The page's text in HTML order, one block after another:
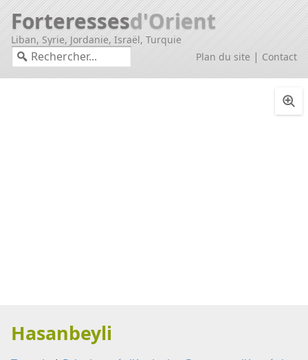
Forteressesd'Orient
Liban, Syrie, Jordanie, Israël, Turquie
Plan du site | Contact
Hasanbeyli